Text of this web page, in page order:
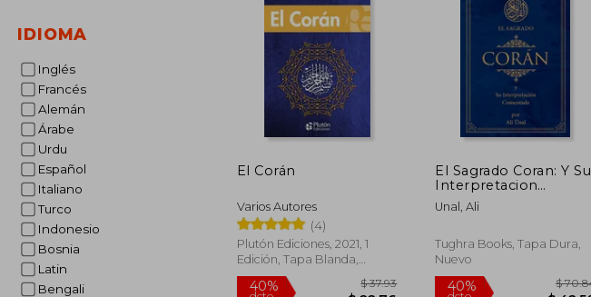
IDIOMA
Inglés
Francés
Alemán
Árabe
Urdu
Español
Italiano
Turco
Indonesio
Bosnia
Latin
Bengali
El Corán
Varios Autores
(4)
Plutón Ediciones, 2021, 1
Edición, Tapa Blanda,
Nuevo
El Sagrado Coran: Y Su
Interpretacion
Comentada
Unal, Ali
Tughra Books, Tapa Dura,
Nuevo